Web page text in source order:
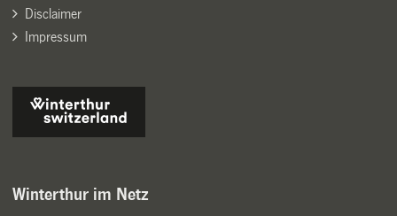
Disclaimer
Impressum
Winterthur im Netz